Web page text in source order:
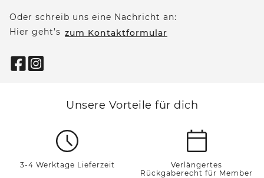
Oder schreib uns eine Nachricht an:
Hier geht’s zum Kontaktformular
Unsere Vorteile für dich
3-4 Werktage Lieferzeit
Verlängertes
Rückgaberecht für Member